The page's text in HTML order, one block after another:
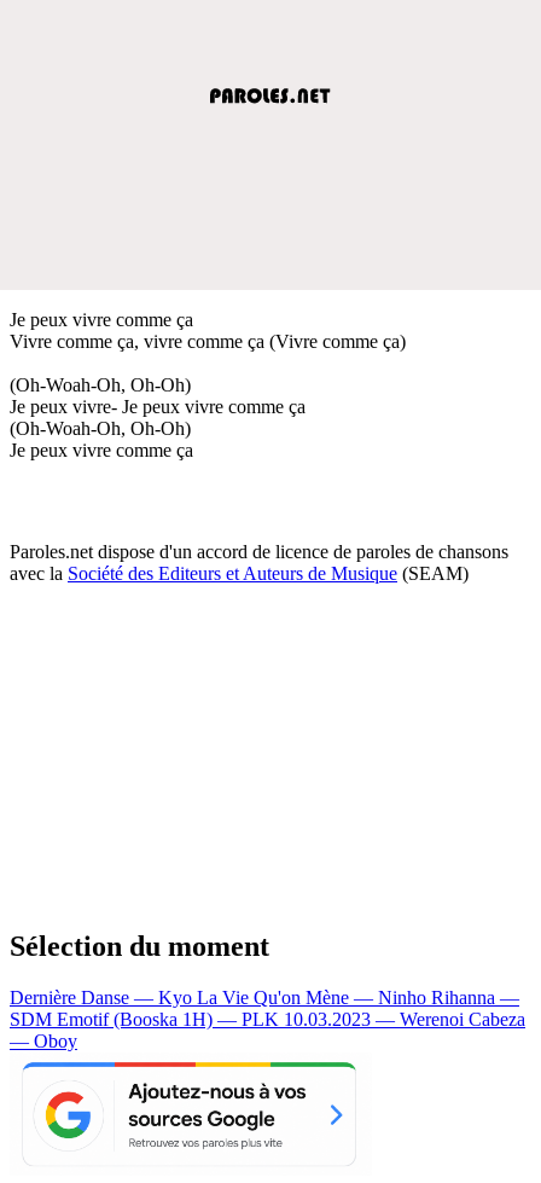
Je peux vivre comme ça
Vivre comme ça, vivre comme ça (Vivre comme ça)
(Oh-Woah-Oh, Oh-Oh)
Je peux vivre- Je peux vivre comme ça
(Oh-Woah-Oh, Oh-Oh)
Je peux vivre comme ça
Paroles.net dispose d'un accord de licence de paroles de chansons
avec la Société des Editeurs et Auteurs de Musique (SEAM)
Sélection du moment
Dernière Danse — Kyo La Vie Qu'on Mène — Ninho Rihanna —
SDM Emotif (Booska 1H) — PLK 10.03.2023 — Werenoi Cabeza
— Oboy